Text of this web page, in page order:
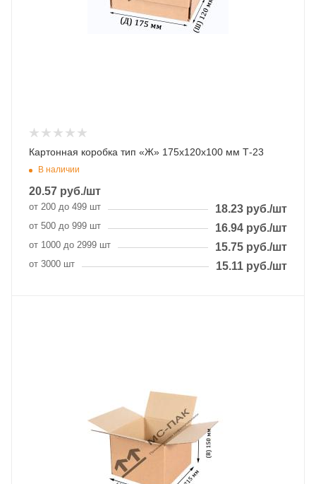
Картонная коробка тип «Ж» 175х120х100 мм Т-23
В наличии
20.57 руб./шт
от 200 до 499 шт 18.23 руб./шт
от 500 до 999 шт 16.94 руб./шт
от 1000 до 2999 шт 15.75 руб./шт
от 3000 шт 15.11 руб./шт